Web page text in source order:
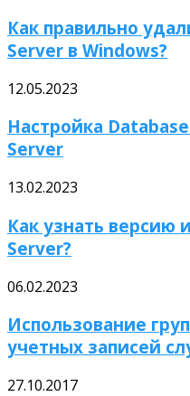
Как правильно
Server в Windows?
12.05.2023
Настройка
Server
13.02.2023
Как узнать версию
Server?
06.02.2023
Использование
учетных записей
27.10.2017